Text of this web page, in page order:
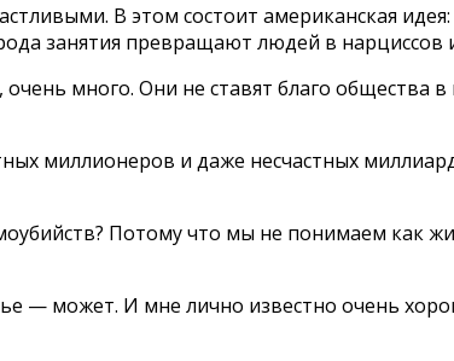
В этом состоит американская
занятия превращают людей в нарциссов
много. Они не ставят благо общества
миллионеров и даже несчастных
Потому что мы не понимаем как
— может. И мне лично известно очень